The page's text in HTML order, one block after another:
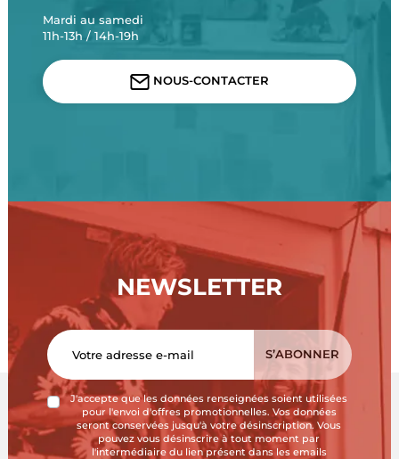
Mardi au samedi
11h-13h / 14h-19h
NOUS-CONTACTER
NEWSLETTER
J'accepte que les données renseignées soient utilisées
pour l'envoi d'offres promotionnelles. Vos données
seront conservées jusqu'à votre désinscription. Vous
pouvez vous désinscrire à tout moment par
l'intermédiaire du lien présent dans les emails